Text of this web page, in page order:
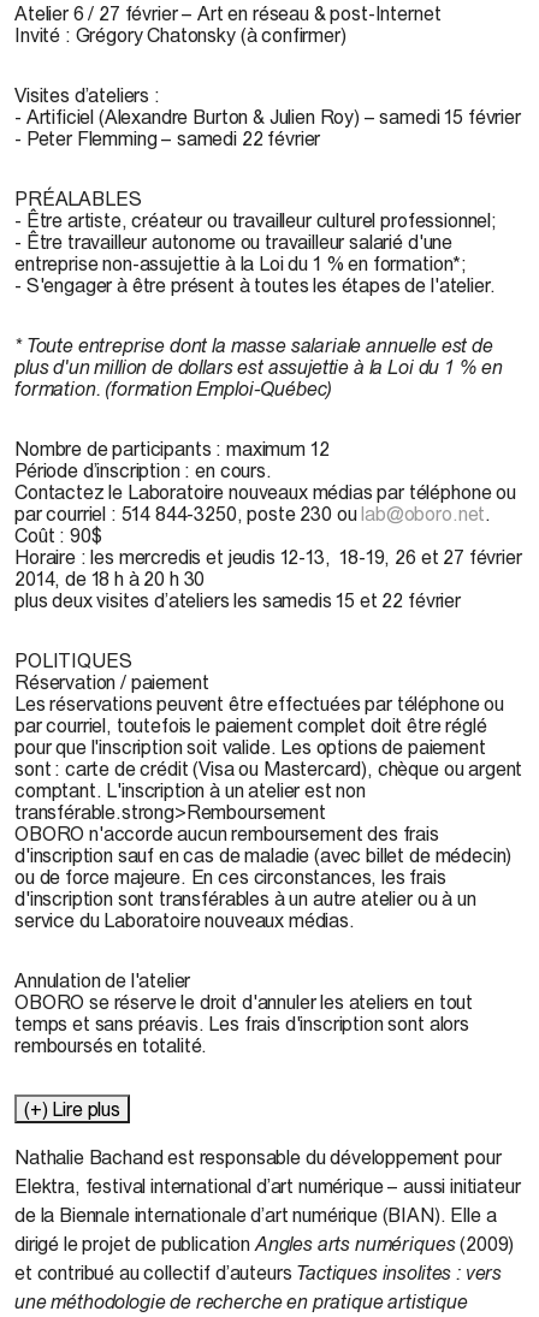
Atelier 6 / 27 février – Art en réseau & post-Internet
Invité : Grégory Chatonsky (à confirmer)
Visites d’ateliers :
- Artificiel (Alexandre Burton & Julien Roy) – samedi 15 février
- Peter Flemming – samedi 22 février
PRÉALABLES
- Être artiste, créateur ou travailleur culturel professionnel;
- Être travailleur autonome ou travailleur salarié d'une
entreprise non-assujettie à la Loi du 1 % en formation*;
- S'engager à être présent à toutes les étapes de l'atelier.
* Toute entreprise dont la masse salariale annuelle est de
plus d'un million de dollars est assujettie à la Loi du 1 % en
formation. (formation Emploi-Québec)
Nombre de participants : maximum 12
Période d’inscription : en cours.
Contactez le Laboratoire nouveaux médias par téléphone ou
par courriel : 514 844-3250, poste 230 oulab@oboro.net.
Coût : 90$
Horaire : les mercredis et jeudis 12-13, 18-19, 26 et 27 février
2014, de 18 h à 20 h 30
plus deux visites d’ateliers les samedis 15 et 22 février
POLITIQUES
Réservation / paiement
Les réservations peuvent être effectuées par téléphone ou
par courriel, toutefois le paiement complet doit être réglé
pour que l'inscription soit valide. Les options de paiement
sont : carte de crédit (Visa ou Mastercard), chèque ou argent
comptant. L'inscription à un atelier est non
transférable.strong>Remboursement
OBORO n'accorde aucun remboursement des frais
d'inscription sauf en cas de maladie (avec billet de médecin)
ou de force majeure. En ces circonstances, les frais
d'inscription sont transférables à un autre atelier ou à un
service du Laboratoire nouveaux médias.
Annulation de l'atelier
OBORO se réserve le droit d'annuler les ateliers en tout
temps et sans préavis. Les frais d'inscription sont alors
remboursés en totalité.
(+) Lire plus
Nathalie Bachand est responsable du développement pour
Elektra, festival international d’art numérique – aussi initiateur
de la Biennale internationale d’art numérique (BIAN). Elle a
dirigé le projet de publication Angles arts numériques(2009)
et contribué au collectif d’auteurs Tactiques insolites : vers
une méthodologie de recherche en pratique artistique